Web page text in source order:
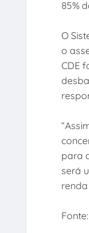
85%
O
o
CDE
para
será